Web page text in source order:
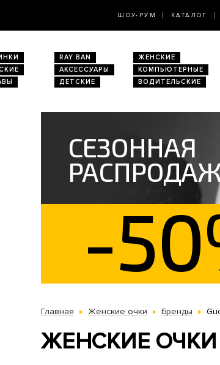
ШОУ-РУМ КАТАЛОГ
RAY BAN
ЖЕНСКИЕ
АКСЕССУАРЫ
КОМПЬЮТЕРНЫЕ
ДЕТСКИЕ ВОДИТЕЛЬСКИЕ
СЕЗОННАЯ
-
Главная Женские очки Бренды
ЖЕНСКИЕ ОЧКИ